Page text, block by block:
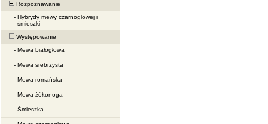
Rozpoznawanie
- Hybrydy mewy czarnogłowej i
śmieszki
Występowanie
- Mewa białogłowa
- Mewa srebrzysta
- Mewa romańska
- Mewa żółtonoga
- Śmieszka